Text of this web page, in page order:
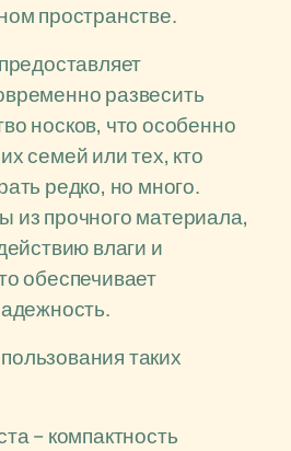
пространстве.
развесить
носков, что особенно
семей или тех, кто
редко, но много.
из прочного материала,
влаги и
обеспечивает
таких
– компактность